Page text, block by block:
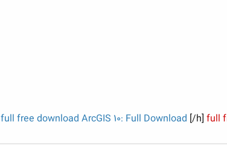
full free download ArcGIS 10: Full Download [/h] full